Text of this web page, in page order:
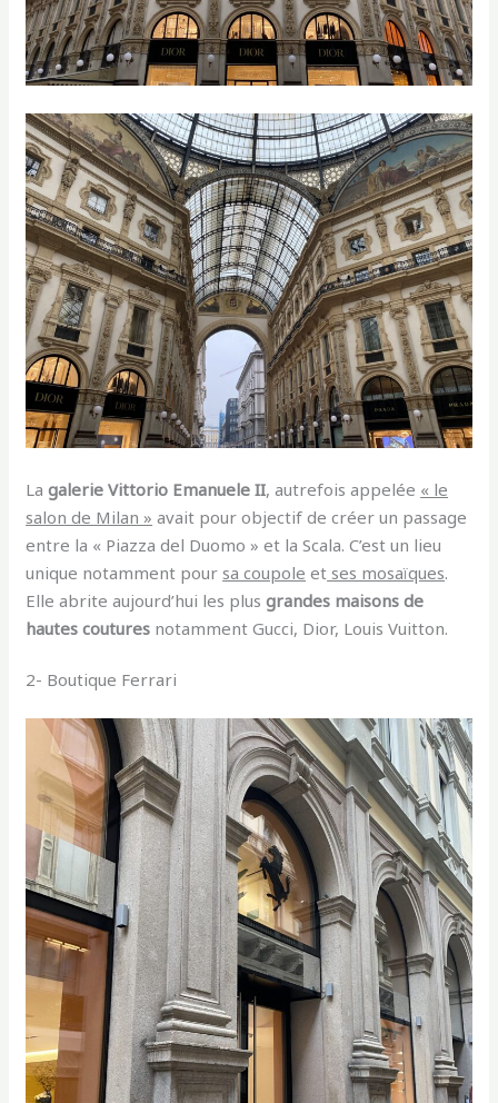
Lagalerie Vittorio Emanuele II, autrefois appelée « le
salon de Milan » avait pour objectif de créer un passage
entre la « Piazza del Duomo » et la Scala. C’est un lieu
unique notamment pour sa coupole et ses mosaïques.
Elle abrite aujourd’hui les plusgrandes maisons de
hautes coutures notamment Gucci, Dior, Louis Vuitton.
2- Boutique Ferrari